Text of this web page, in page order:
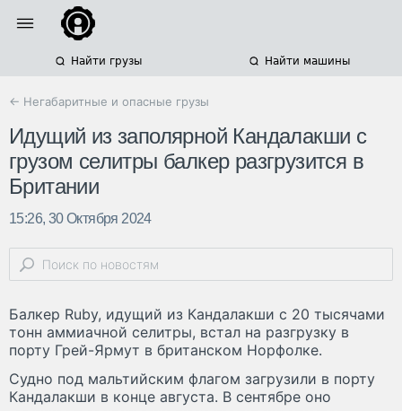
Найти грузы Найти машины
← Негабаритные и опасные грузы
Идущий из заполярной Кандалакши с
грузом селитры балкер разгрузится в
Британии
15:26, 30 Октября 2024
Балкер Ruby, идущий из Кандалакши с 20 тысячами
тонн аммиачной селитры, встал на разгрузку в
порту Грей-Ярмут в британском Норфолке.
Судно под мальтийским флагом загрузили в порту
Кандалакши в конце августа. В сентябре оно